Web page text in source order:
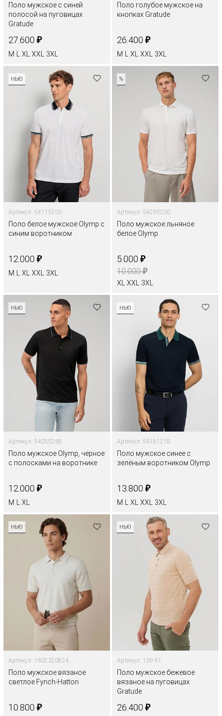
Поло мужское с синей
полосой на пуговицах
Gratude
27.600 ₽
M XL XXL 3XL
Поло голубое мужское на
кнопках Gratude
26.400 ₽
M XL XXL 3XL
НЬЮ
Артикул: 54115200
Поло белое мужское Olymp с
синим воротником
12.000 ₽
M L XL XXL 3XL
%
Артикул: 54295200
Поло мужское льняное
белое Olymp
5.000 ₽
10.000₽
XL XXL 3XL
НЬЮ
Артикул: 54055268
Поло мужское Olymp, чёрное
с полосками на воротнике
12.000 ₽
M XL
НЬЮ
Артикул: 54181218
Поло мужское синее с
зелёным воротником Olymp
13.800 ₽
M XL XXL 3XL
НЬЮ
Артикул: 1602320824
Поло мужское вязаное
светлое Fynch-Hatton
10.800 ₽
НЬЮ
Артикул: 109-51
Поло мужское бежевое
вязаное на пуговицах
Gratude
26.400 ₽